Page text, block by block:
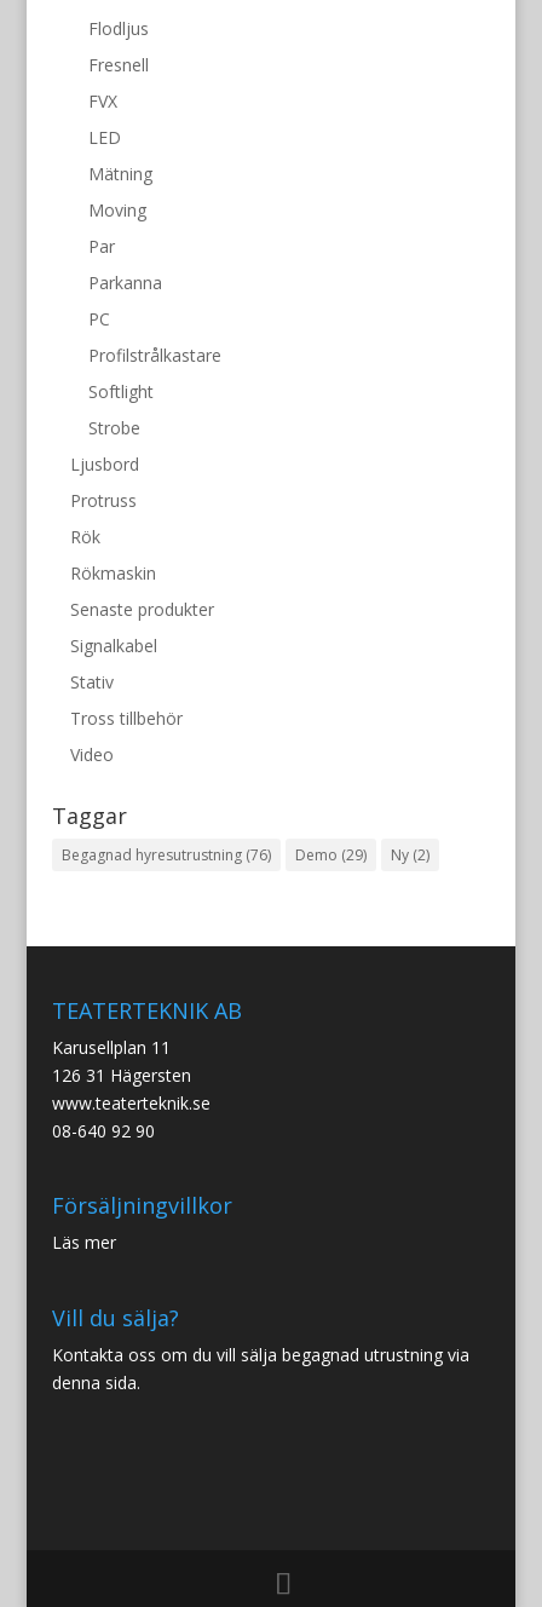
Flodljus
Fresnell
FVX
LED
Mätning
Moving
Par
Parkanna
PC
Profilstrålkastare
Softlight
Strobe
Ljusbord
Protruss
Rök
Rökmaskin
Senaste produkter
Signalkabel
Stativ
Tross tillbehör
Video
Taggar
Begagnad hyresutrustning(76) Demo (29) Ny(2)
TEATERTEKNIK AB
Karusellplan 11
126 31 Hägersten
www.teaterteknik.se
08-640 92 90
Försäljningvillkor
Läs mer
Vill du sälja?
Kontakta oss om du vill sälja begagnad utrustning via
denna sida.